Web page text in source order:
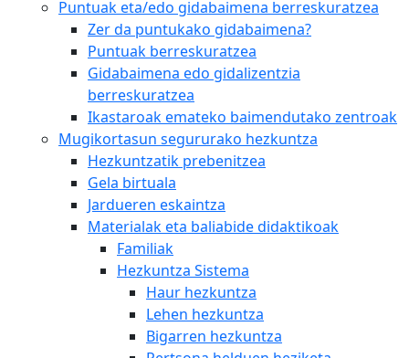
Puntuak eta/edo gidabaimena berreskuratzea
Zer da puntukako gidabaimena?
Puntuak berreskuratzea
Gidabaimena edo gidalizentzia
berreskuratzea
Ikastaroak emateko baimendutako zentroak
Mugikortasun segururako hezkuntza
Hezkuntzatik prebenitzea
Gela birtuala
Jardueren eskaintza
Materialak eta baliabide didaktikoak
Familiak
Hezkuntza Sistema
Haur hezkuntza
Lehen hezkuntza
Bigarren hezkuntza